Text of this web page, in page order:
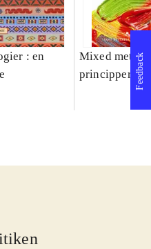
: en
Mixed
principper og
Feedback